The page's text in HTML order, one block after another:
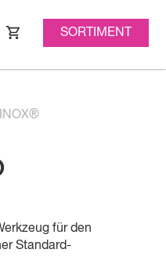
SORTIMENT
für den
Standard-